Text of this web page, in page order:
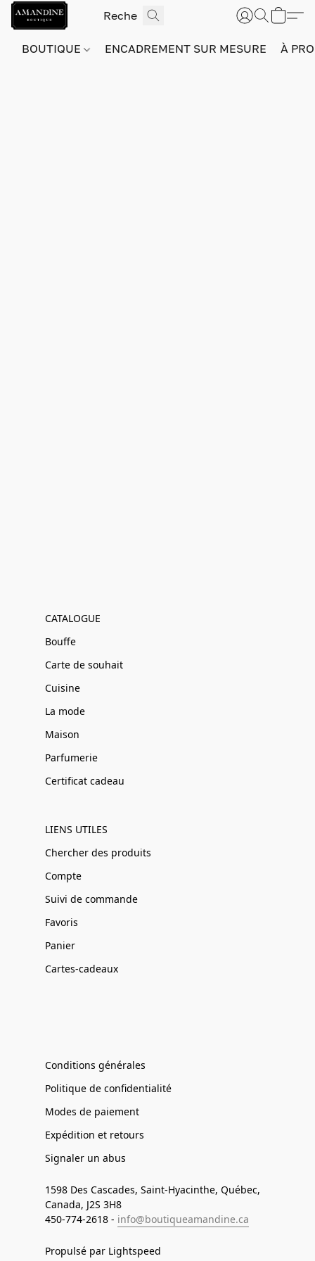
BOUTIQUE ENCADREMENT SUR MESURE À
CATALOGUE
Bouffe
Carte de souhait
Cuisine
La mode
Maison
Parfumerie
Certificat cadeau
LIENS UTILES
Chercher des produits
Compte
Suivi de commande
Favoris
Panier
Cartes-cadeaux
Conditions générales
Politique de confidentialité
Modes de paiement
Expédition et retours
Signaler un abus
1598 Des Cascades, Saint-Hyacinthe, Québec,
Canada, J2S 3H8
450-774-2618 - info@boutiqueamandine.ca
Propulsé par Lightspeed